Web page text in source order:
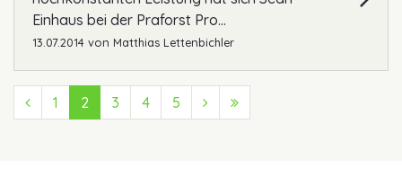
Einhaus bei der Praforst Pro...
13.07.2014 von Matthias Lettenbichler
Previous (Zurück)
1 2 3 4 5 Next (Vorwärts)